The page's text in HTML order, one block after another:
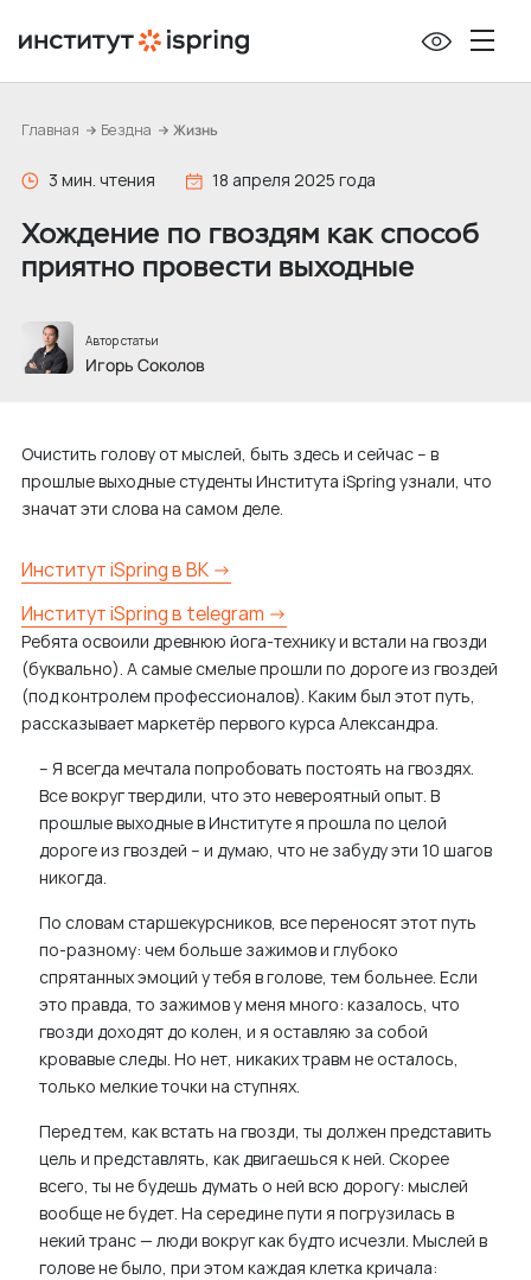
р
Главная Бездна Жизнь
3 мин. чтения 18 апреля 2025 года
Хождение по гвоздям как способ
приятно провести выходные
Автор статьи
Игорь Соколов
Очистить голову от мыслей, быть здесь и сейчас – в
прошлые выходные студенты Института iSpring узнали, что
значат эти слова на самом деле.
Институт iSpring в ВК →
Институт iSpring в telegram →
Ребята освоили древнюю йога-технику и встали на гвозди
(буквально). А самые смелые прошли по дороге из гвоздей
(под контролем профессионалов). Каким был этот путь,
рассказывает маркетёр первого курса Александра.
– Я всегда мечтала попробовать постоять на гвоздях.
Все вокруг твердили, что это невероятный опыт. В
прошлые выходные в Институте я прошла по целой
дороге из гвоздей – и думаю, что не забуду эти 10 шагов
никогда.
По словам старшекурсников, все переносят этот путь
по-разному: чем больше зажимов и глубоко
спрятанных эмоций у тебя в голове, тем больнее. Если
это правда, то зажимов у меня много: казалось, что
гвозди доходят до колен, и я оставляю за собой
кровавые следы. Но нет, никаких травм не осталось,
только мелкие точки на ступнях.
Перед тем, как встать на гвозди, ты должен представить
цель и представлять, как двигаешься к ней. Скорее
всего, ты не будешь думать о ней всю дорогу: мыслей
вообще не будет. На середине пути я погрузилась в
некий транс — люди вокруг как будто исчезли. Мыслей в
голове не было, при этом каждая клетка кричала: